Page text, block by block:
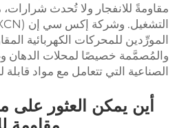
مقاومةً للانفجار ولا تُحدث شرارات،
المورِّدين للمحركات الكهربائية
والمُصمَّمة خصيصًا لمحلات الدهان
الصناعية التي تتعامل مع مواد قابلة
أين يمكن العثور على